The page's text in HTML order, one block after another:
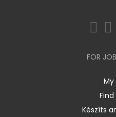
FOR
My
Find
Készíts